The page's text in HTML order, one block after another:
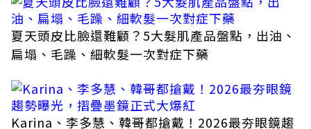
夏天頭皮比臉還難顧？5大髮肌產品盤點，出油、
扁塌、毛躁、細軟髮一次對症下藥
Karina、李多慧、韓哥都搶戴！2026最夯眼鏡趨